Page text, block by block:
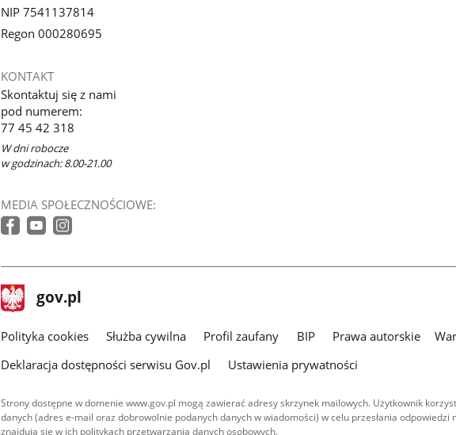
NIP 7541137814
Regon 000280695
KONTAKT
Skontaktuj się z nami
pod numerem:
77 45 42 318
W dni robocze
w godzinach: 8.00-21.00
MEDIA SPOŁECZNOŚCIOWE:
stopka
gov.pl Strona
gov.pl
gov.pl
Polityka cookies Służba cywilna Profil zaufany BIP Prawa autorskie
Deklaracja dostępności serwisu Gov.pl
Ustawienia prywatności
Strony dostępne w domenie www.gov.pl mogą zawierać adresy skrzynek mailowych. Użytkownik
danych (adres e-mail oraz dobrowolnie podanych danych w wiadomości) w celu przesłania
znajdują się w ich politykach przetwarzania danych osobowych.